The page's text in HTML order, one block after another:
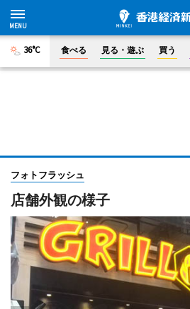
36°C 食べる 見る・遊ぶ 買う
フォトフラッシュ
店舗外観の様子